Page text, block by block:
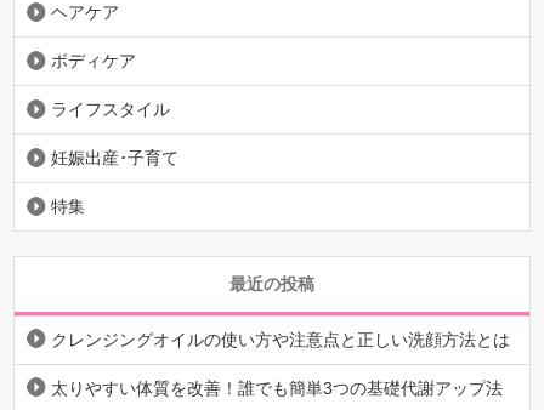
ヘアケア
ボディケア
ライフスタイル
妊娠出産･子育て
特集
最近の投稿
クレンジングオイルの使い方や注意点と正しい洗顔方法とは
太りやすい体質を改善！誰でも簡単3つの基礎代謝アップ法